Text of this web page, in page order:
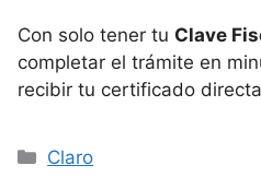
Con solo tener tu Clave
completar el trámite en
recibir tu certificado
Categorías
Claro